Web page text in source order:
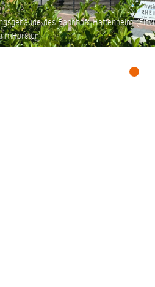
des Bahnhofs Hattenheim
Hörster